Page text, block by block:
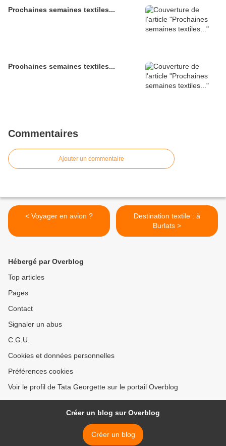
Prochaines semaines textiles...
Prochaines semaines textiles...
Commentaires
Ajouter un commentaire
< Voyager en avion ?
Destination textile : à
Burlats >
Hébergé par Overblog
Top articles
Pages
Contact
Signaler un abus
C.G.U.
Cookies et données personnelles
Préférences cookies
Voir le profil de Tata Georgette sur le portail Overblog
Créer un blog sur Overblog
Créer un blog